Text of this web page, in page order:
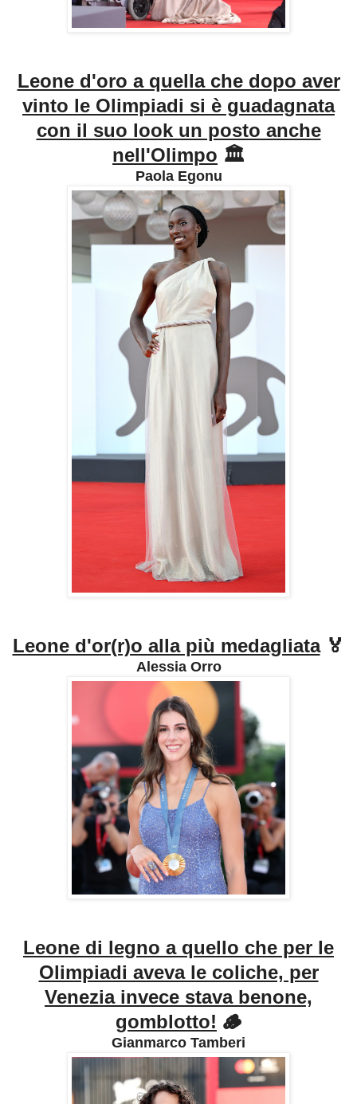
Leone d'oro a quella che dopo aver
vinto le Olimpiadi si è guadagnata
con il suo look un posto anche
nell'Olimpo 🏛️
Paola Egonu
Leone d'or(r)o alla più medagliata🏅
Alessia Orro
Leone di legno a quello che per le
Olimpiadi aveva le coliche, per
Venezia invece stava benone,
gomblotto! 🪵
Gianmarco Tamberi